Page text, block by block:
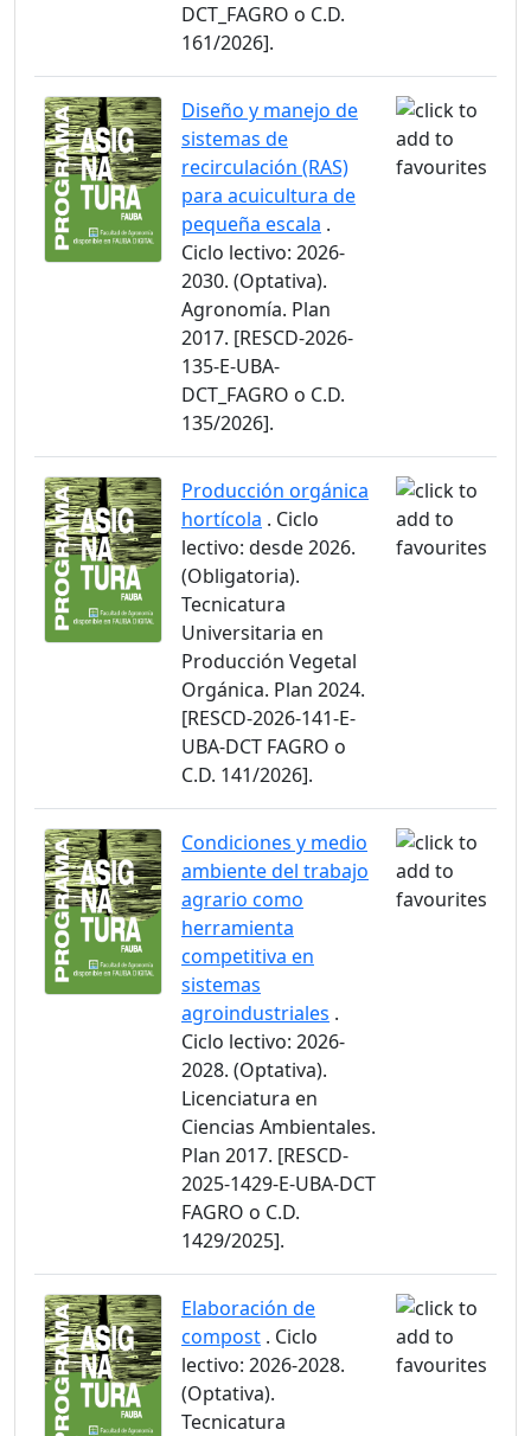
DCT_FAGRO o C.D.
161/2026].
Diseño y manejo de
sistemas de
recirculación (RAS)
para acuicultura de
pequeña escala .
Ciclo lectivo: 2026-
2030. (Optativa).
Agronomía. Plan
2017. [RESCD-2026-
135-E-UBA-
DCT_FAGRO o C.D.
135/2026].
Producción orgánica
hortícola . Ciclo
lectivo: desde 2026.
(Obligatoria).
Tecnicatura
Universitaria en
Producción Vegetal
Orgánica. Plan 2024.
[RESCD-2026-141-E-
UBA-DCT FAGRO o
C.D. 141/2026].
Condiciones y medio
ambiente del trabajo
agrario como
herramienta
competitiva en
sistemas
agroindustriales .
Ciclo lectivo: 2026-
2028. (Optativa).
Licenciatura en
Ciencias Ambientales.
Plan 2017. [RESCD-
2025-1429-E-UBA-DCT
FAGRO o C.D.
1429/2025].
Elaboración de
compost . Ciclo
lectivo: 2026-2028.
(Optativa).
Tecnicatura